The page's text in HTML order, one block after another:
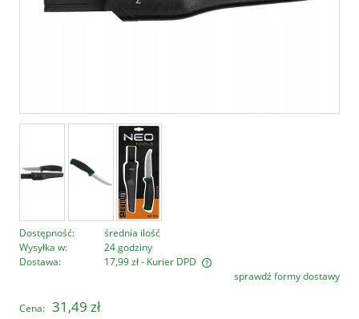
Dostępność:
średnia ilość
Wysyłka w:
24 godziny
Dostawa:
17,99 zł- Kurier DPD
Cena nie zawiera ewentualnych kosztów płatnościsprawdź formy dostawy
Cena: 31,49 zł